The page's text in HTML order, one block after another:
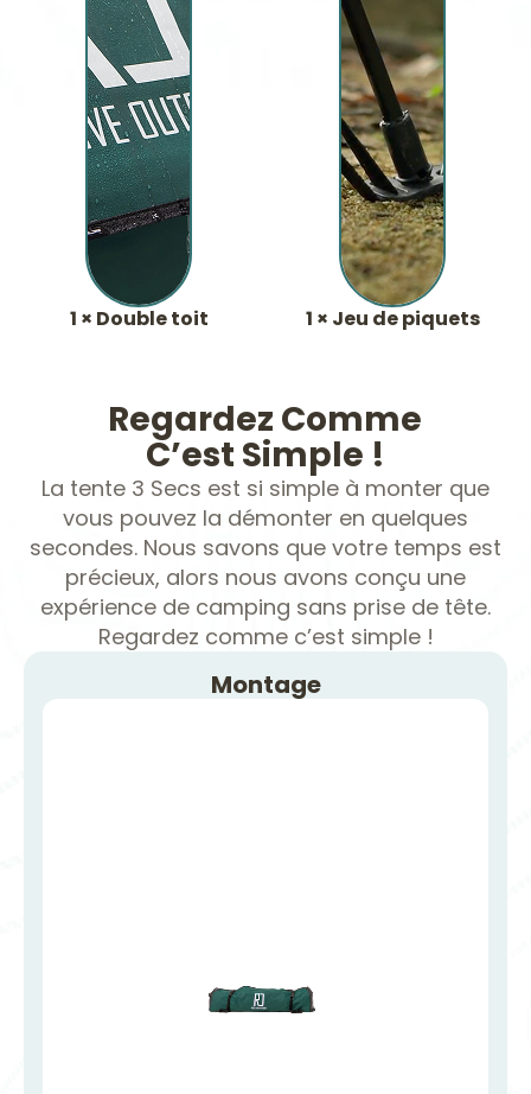
1 × Double toit 1 × Jeu de piquets
Regardez Comme
C’est Simple !
La tente 3 Secs est si simple à monter que
vous pouvez la démonter en quelques
secondes. Nous savons que votre temps est
précieux, alors nous avons conçu une
expérience de camping sans prise de tête.
Regardez comme c’est simple !
Montage